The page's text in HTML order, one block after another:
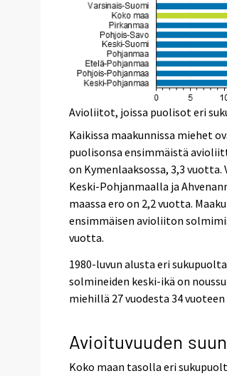
Avioliitot, joissa puolisot eri
Kaikissa maakunnissa miehet
puolisonsa ensimmäistä
on Kymenlaaksossa, 3,3
Keski-Pohjanmaalla ja
maassa ero on 2,2 vuotta.
ensimmäisen avioliiton
vuotta.
1980-luvun alusta eri
solmineiden keski-ikä on
miehillä 27 vuodesta 34
Avioituvuuden
Koko maan tasolla eri